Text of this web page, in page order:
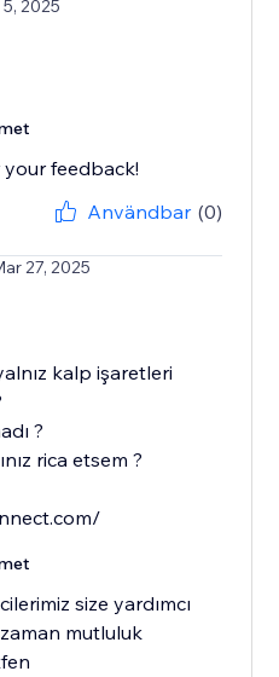
2025
feedback!
Användbar (0)
27, 2025
kalp işaretleri
?
rica etsem ?
size yardımcı
mutluluk